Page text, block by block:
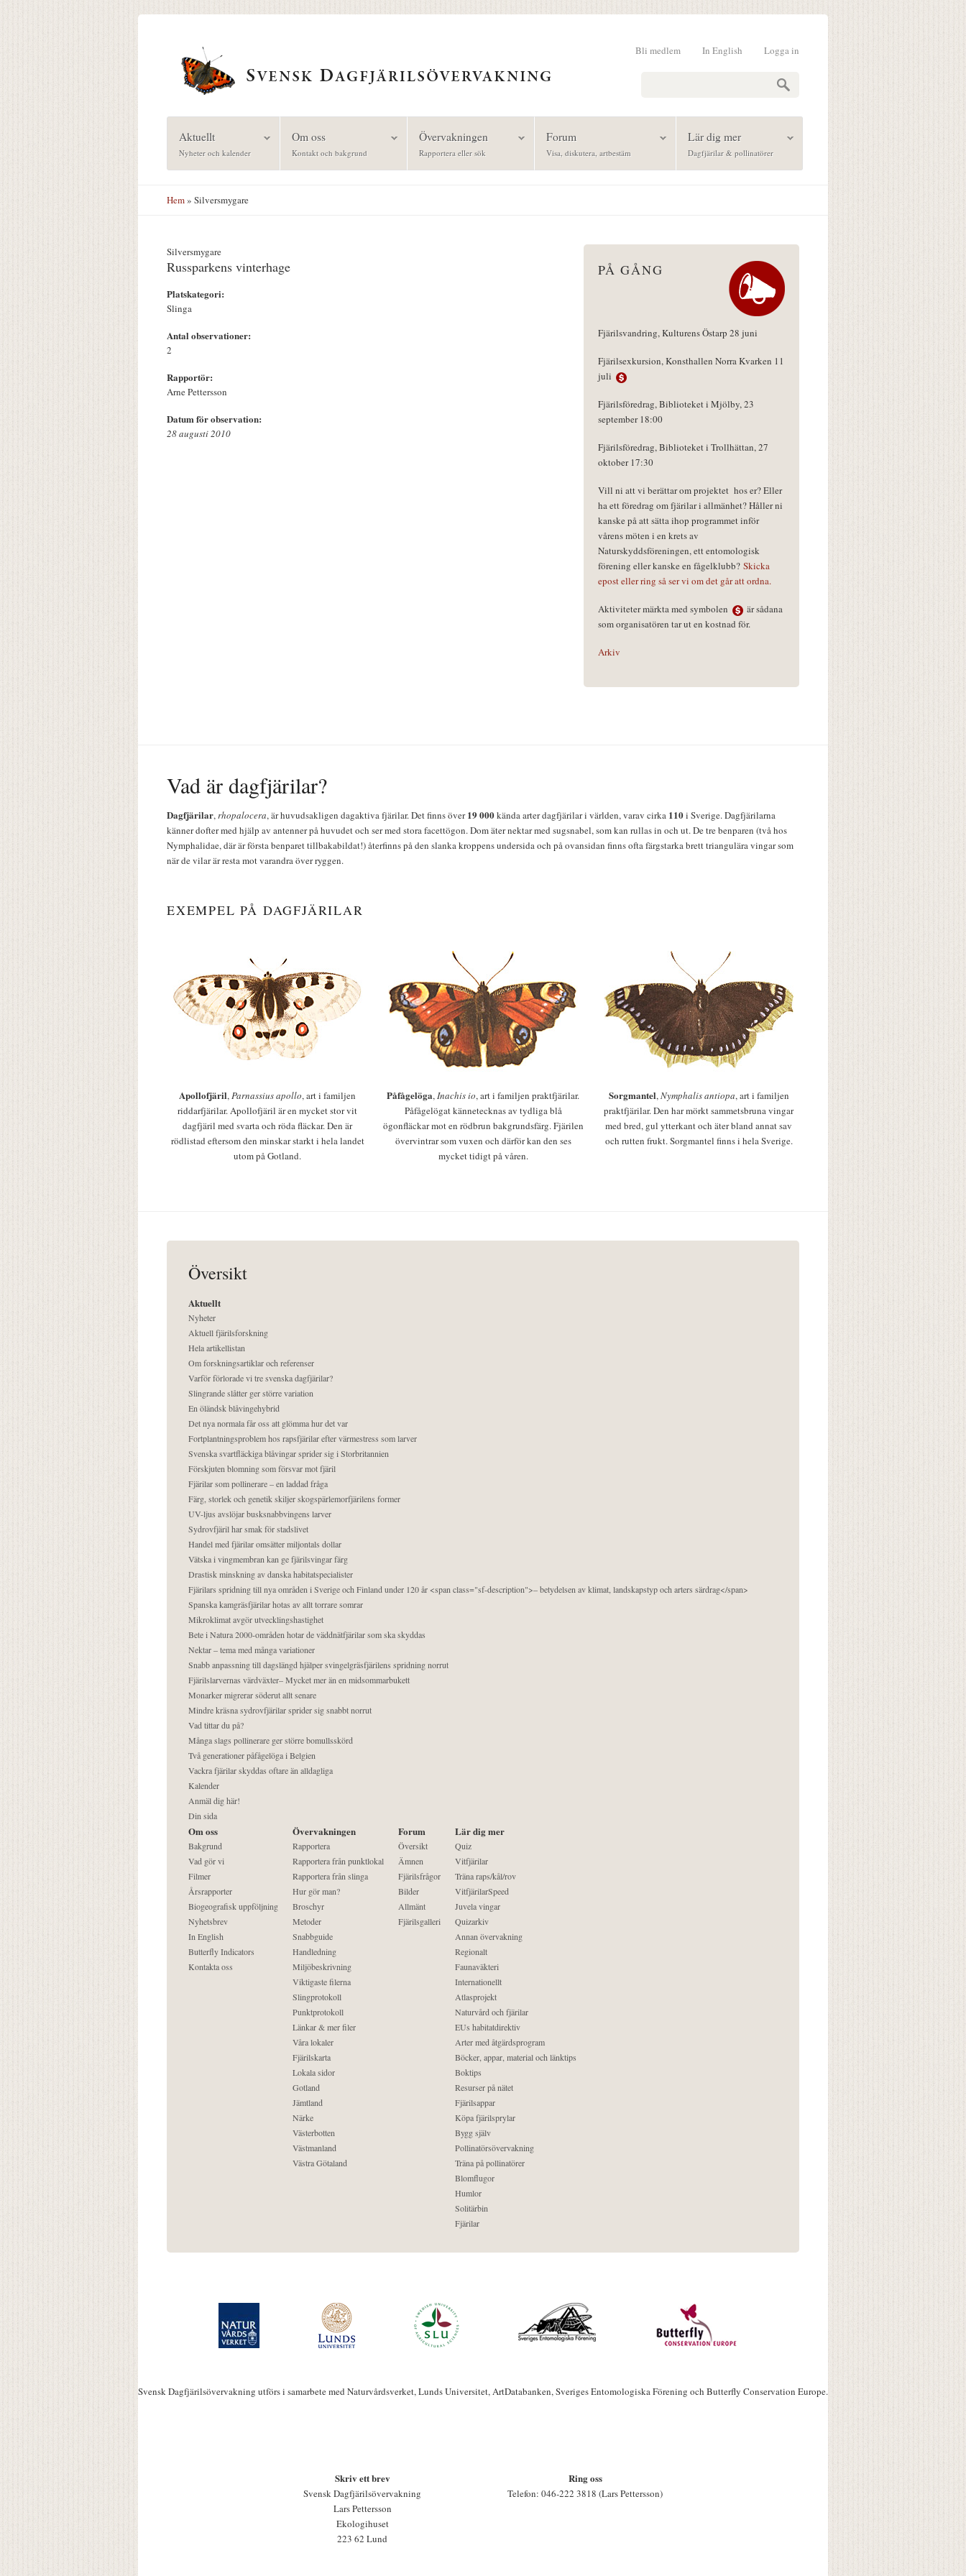
Logga in
In English
Bli medlem
Aktuellt
Nyheter och kalender
Om oss
Kontakt och bakgrund
Övervakningen
Rapportera eller sök
Forum
Visa, diskutera, artbestäm
Lär dig mer
Dagfjärilar & pollinatörer
Hem» Silversmygare
Silversmygare
Russparkens vinterhage
Platskategori:
Slinga
Antal observationer:
2
Rapportör:
Arne Pettersson
Datum för observation:
28 augusti 2010
PÅ GÅNG
Fjärilsvandring, Kulturens Östarp 28 juni
Fjärilsexkursion, Konsthallen Norra Kvarken 11
juli
Fjärilsföredrag, Biblioteket i Mjölby, 23
september 18:00
Fjärilsföredrag, Biblioteket i Trollhättan, 27
oktober 17:30
Vill ni att vi berättar om projektet hos er? Eller
ha ett föredrag om fjärilar i allmänhet? Håller ni
kanske på att sätta ihop programmet inför
vårens möten i en krets av
Naturskyddsföreningen, ett entomologisk
förening eller kanske en fågelklubb? Skicka
epost eller ring så ser vi om det går att ordna.
Aktiviteter märkta med symbolen
är sådana
som organisatören tar ut en kostnad för.
Arkiv
Vad är dagfjärilar?
Dagfjärilar,rhopalocera, är huvudsakligen dagaktiva fjärilar. Det finns över19 000kända arter dagfjärilar i världen, varav cirka 110i Sverige. Dagfjärilarna
känner dofter med hjälp av antenner på huvudet och ser med stora facettögon. Dom äter nektar med sugsnabel, som kan rullas in och ut. De tre benparen (två hos
Nymphalidae, där är första benparet tillbakabildat!) återfinns på den slanka kroppens undersida och på ovansidan finns ofta färgstarka brett triangulära vingar som
när de vilar är resta mot varandra över ryggen.
EXEMPEL PÅ DAGFJÄRILAR
Apollofjäril,Parnassius apollo, art i familjen
riddarfjärilar. Apollofjäril är en mycket stor vit
dagfjäril med svarta och röda fläckar. Den är
rödlistad eftersom den minskar starkt i hela landet
utom på Gotland.
Påfågelöga,Inachis io, art i familjen praktfjärilar.
Påfågelögat kännetecknas av tydliga blå
ögonfläckar mot en rödbrun bakgrundsfärg. Fjärilen
övervintrar som vuxen och därför kan den ses
mycket tidigt på våren.
Sorgmantel,Nymphalis antiopa, art i familjen
praktfjärilar. Den har mörkt sammetsbruna vingar
med bred, gul ytterkant och äter bland annat sav
och rutten frukt. Sorgmantel finns i hela Sverige.
Översikt
Aktuellt
Nyheter
Aktuell fjärilsforskning
Hela artikellistan
Om forskningsartiklar och referenser
Varför förlorade vi tre svenska dagfjärilar?
Slingrande slåtter ger större variation
En öländsk blåvingehybrid
Det nya normala får oss att glömma hur det var
Fortplantningsproblem hos rapsfjärilar efter värmestress som larver
Svenska svartfläckiga blåvingar sprider sig i Storbritannien
Förskjuten blomning som försvar mot fjäril
Fjärilar som pollinerare – en laddad fråga
Färg, storlek och genetik skiljer skogspärlemorfjärilens former
UV-ljus avslöjar busksnabbvingens larver
Sydrovfjäril har smak för stadslivet
Handel med fjärilar omsätter miljontals dollar
Vätska i vingmembran kan ge fjärilsvingar färg
Drastisk minskning av danska habitatspecialister
Fjärilars spridning till nya områden i Sverige och Finland under 120 år <span class="sf-description">– betydelsen av klimat, landskapstyp och arters särdrag</span>
Spanska kamgräsfjärilar hotas av allt torrare somrar
Mikroklimat avgör utvecklingshastighet
Bete i Natura 2000-områden hotar de väddnätfjärilar som ska skyddas
Nektar – tema med många variationer
Snabb anpassning till dagslängd hjälper svingelgräsfjärilens spridning norrut
Fjärilslarvernas värdväxter– Mycket mer än en midsommarbukett
Monarker migrerar söderut allt senare
Mindre kräsna sydrovfjärilar sprider sig snabbt norrut
Vad tittar du på?
Många slags pollinerare ger större bomullsskörd
Två generationer påfågelöga i Belgien
Vackra fjärilar skyddas oftare än alldagliga
Kalender
Anmäl dig här!
Din sida
Om oss
Bakgrund
Vad gör vi
Filmer
Årsrapporter
Biogeografisk uppföljning
Nyhetsbrev
In English
Butterfly Indicators
Kontakta oss
Övervakningen
Rapportera
Rapportera från punktlokal
Rapportera från slinga
Hur gör man?
Broschyr
Metoder
Snabbguide
Handledning
Miljöbeskrivning
Viktigaste filerna
Slingprotokoll
Punktprotokoll
Länkar & mer filer
Våra lokaler
Fjärilskarta
Lokala sidor
Gotland
Jämtland
Närke
Västerbotten
Västmanland
Västra Götaland
Forum
Översikt
Ämnen
Fjärilsfrågor
Bilder
Allmänt
Fjärilsgalleri
Lär dig mer
Quiz
Vitfjärilar
Träna raps/kål/rov
VitfjärilarSpeed
Juvela vingar
Quizarkiv
Annan övervakning
Regionalt
Faunaväkteri
Internationellt
Atlasprojekt
Naturvård och fjärilar
EUs habitatdirektiv
Arter med åtgärdsprogram
Böcker, appar, material och länktips
Boktips
Resurser på nätet
Fjärilsappar
Köpa fjärilsprylar
Bygg själv
Pollinatörsövervakning
Träna på pollinatörer
Blomflugor
Humlor
Solitärbin
Fjärilar
Svensk Dagfjärilsövervakning utförs i samarbete med Naturvårdsverket, Lunds Universitet, ArtDatabanken, Sveriges Entomologiska Förening och Butterfly Conservation Europe.
Skriv ett brev
Svensk Dagfjärilsövervakning
Lars Pettersson
Ekologihuset
223 62 Lund
Ring oss
Telefon: 046-222 3818 (Lars Pettersson)